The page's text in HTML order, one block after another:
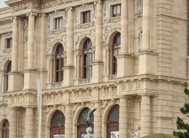
号をそのままキープ
遊プラン